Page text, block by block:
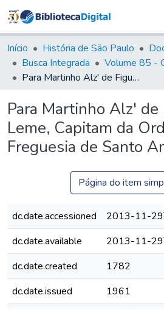
&
Coleções
Tudo na
Biblioteca
Início História de São Paulo
Busca Integrada
Para Martinho Alz' de Figueiredo Leme, Capitam da Ordenança da Freguesia de Santo Amaro.
Para Martinho Alz' de
Leme, Capitam da
Freguesia de Santo
Página do item
dc.date.accessioned
2013-11-
dc.date.available
2013-11-
dc.date.created
1782
dc.date.issued
1961